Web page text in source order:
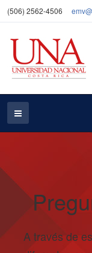
(506) 2562-4506
A través de